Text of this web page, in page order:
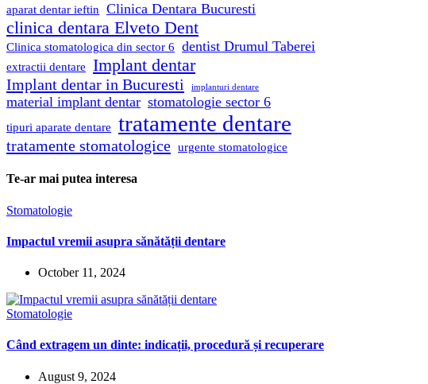
aparat dentar ieftin Clinica Dentara Bucuresti
clinica dentara Elveto Dent
Clinica stomatologica din sector 6 dentist Drumul Taberei
extractii dentare Implant dentar
Implant dentar in Bucuresti implanturi dentare
material implant dentar stomatologie sector 6
tipuri aparate dentare tratamente dentare
tratamente stomatologice urgente stomatologice
Te-ar mai putea interesa
Stomatologie
Impactul vremii asupra sănătății dentare
October 11, 2024
Stomatologie
Când extragem un dinte: indicații, procedură și recuperare
August 9, 2024